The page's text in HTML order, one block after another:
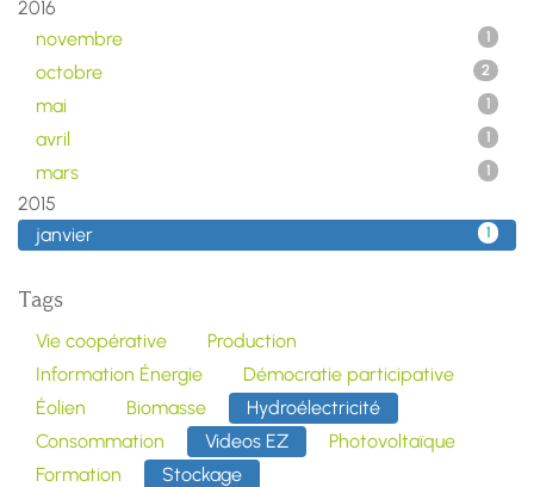
2016
novembre
1
octobre 2
mai 1
avril 1
mars 1
2015
janvier
1
Tags
Vie coopérative
Production
Information Énergie
Démocratie participative
Éolien
Biomasse
Hydroélectricité
Consommation
Videos EZ
Photovoltaïque
Formation
Stockage